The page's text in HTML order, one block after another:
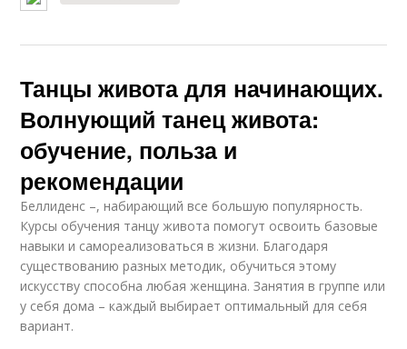
Танцы живота для начинающих.
Волнующий танец живота:
обучение, польза и
рекомендации
Беллиденс –, набирающий все большую популярность.
Курсы обучения танцу живота помогут освоить базовые
навыки и самореализоваться в жизни. Благодаря
существованию разных методик, обучиться этому
искусству способна любая женщина. Занятия в группе или
у себя дома – каждый выбирает оптимальный для себя
вариант.